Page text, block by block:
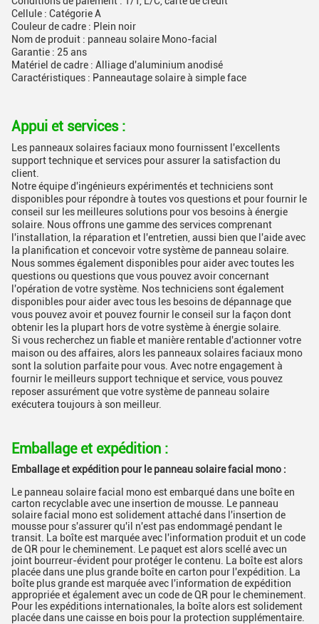
Cellule : Catégorie A
Couleur de cadre : Plein noir
Nom de produit : panneau solaire Mono-facial
Garantie : 25 ans
Matériel de cadre : Alliage d'aluminium anodisé
Caractéristiques : Panneautage solaire à simple face
Appui et services :
Les panneaux solaires faciaux mono fournissent l'excellents
support technique et services pour assurer la satisfaction du
client.
Notre équipe d'ingénieurs expérimentés et techniciens sont
disponibles pour répondre à toutes vos questions et pour fournir le
conseil sur les meilleures solutions pour vos besoins à énergie
solaire. Nous offrons une gamme des services comprenant
l'installation, la réparation et l'entretien, aussi bien que l'aide avec
la planification et concevoir votre système de panneau solaire.
Nous sommes également disponibles pour aider avec toutes les
questions ou questions que vous pouvez avoir concernant
l'opération de votre système. Nos techniciens sont également
disponibles pour aider avec tous les besoins de dépannage que
vous pouvez avoir et pouvez fournir le conseil sur la façon dont
obtenir les la plupart hors de votre système à énergie solaire.
Si vous recherchez un fiable et manière rentable d'actionner votre
maison ou des affaires, alors les panneaux solaires faciaux mono
sont la solution parfaite pour vous. Avec notre engagement à
fournir le meilleurs support technique et service, vous pouvez
reposer assurément que votre système de panneau solaire
exécutera toujours à son meilleur.
Emballage et expédition :
Emballage et expédition pour le panneau solaire facial mono :
Le panneau solaire facial mono est embarqué dans une boîte en
carton recyclable avec une insertion de mousse. Le panneau
solaire facial mono est solidement attaché dans l'insertion de
mousse pour s'assurer qu'il n'est pas endommagé pendant le
transit. La boîte est marquée avec l'information produit et un code
de QR pour le cheminement. Le paquet est alors scellé avec un
joint bourreur-évident pour protéger le contenu. La boîte est alors
placée dans une plus grande boîte en carton pour l'expédition. La
boîte plus grande est marquée avec l'information de expédition
appropriée et également avec un code de QR pour le cheminement.
Pour les expéditions internationales, la boîte alors est solidement
placée dans une caisse en bois pour la protection supplémentaire.